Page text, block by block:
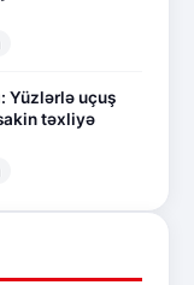
Yüzlərlə uçuş
təxliyə